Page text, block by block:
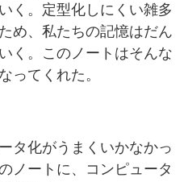
く。定型化しにくい雑多
め、私たちの記憶はだん
く。このノートはそんな
ってくれた。
タ化がうまくいかなかっ
ノートに、コンピュータ